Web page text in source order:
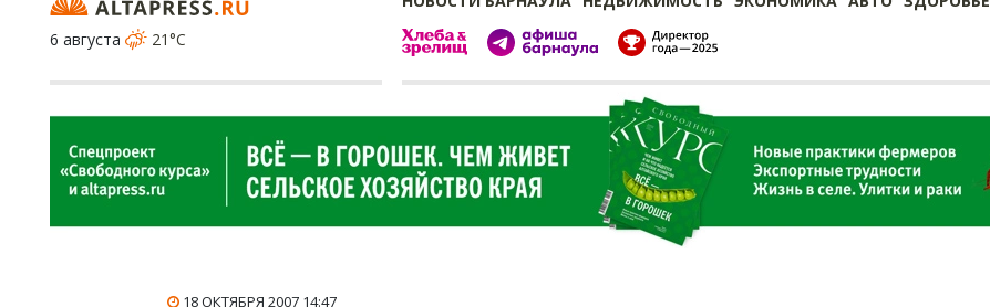
6 августа
21°C
18 ОКТЯБРЯ 2007 14:47